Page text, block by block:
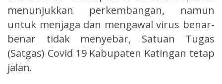
menunjukkan perkembangan, namun
untuk menjaga dan mengawal virus benar-
benar tidak menyebar, Satuan Tugas
(Satgas) Covid 19 Kabupaten Katingan tetap
jalan.